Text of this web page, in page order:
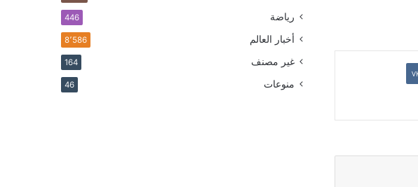
رياضة 446
أخبار العالم 8٬586
غير مصنف 164
منوعات 46